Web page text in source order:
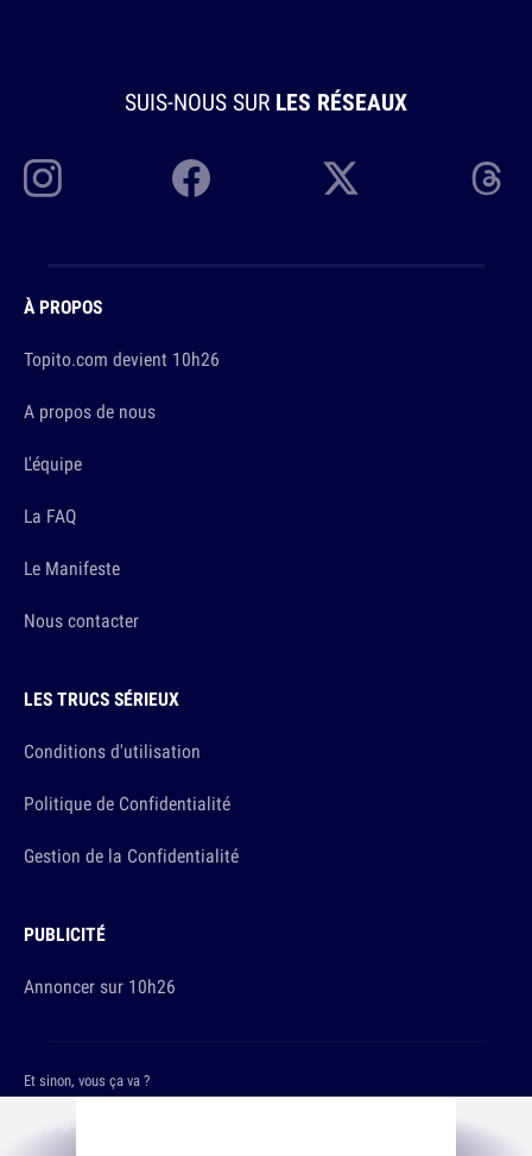
SUIS-NOUS SUR LES RÉSEAUX
À PROPOS
Topito.com devient 10h26
A propos de nous
L'équipe
La FAQ
Le Manifeste
Nous contacter
LES TRUCS SÉRIEUX
Conditions d'utilisation
Politique de Confidentialité
Gestion de la Confidentialité
PUBLICITÉ
Annoncer sur 10h26
Copyright © 2026 The Original Publishing Studio
Et sinon, vous ça va ?